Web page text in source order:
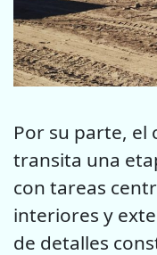
Por su parte, el
transita una
con tareas
interiores y
de detalles